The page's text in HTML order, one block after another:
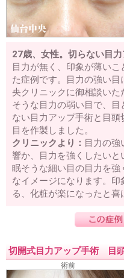
27歳、女性。切らない目
目力が無く、印象が薄い
た症例です。目力の強い
央クリニックに御相談い
そうな目力の弱い目で、
ない目力アップ手術と目
目を作製しました。
クリニックより： 目力の強
響か、目力を強くしたいと
眠そうな細い目の目力を
なイメージになります。印
る、化粧が楽になったと喜
切開式目力アップ手術 目
術前